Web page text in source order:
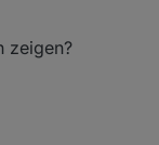
zeigen?